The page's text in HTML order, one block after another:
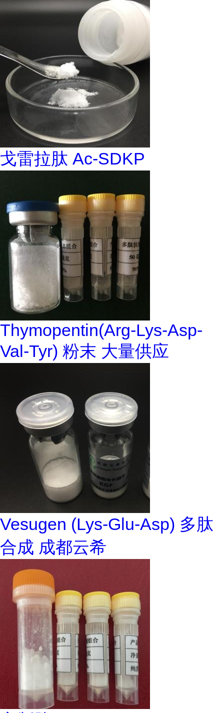
戈雷拉肽 Ac-SDKP
Thymopentin(Arg-Lys-Asp-
Val-Tyr) 粉末 大量供应
Vesugen (Lys-Glu-Asp) 多肽
合成 成都云希